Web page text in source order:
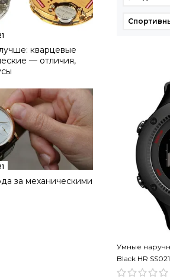
кварцевые
— отличия,
за механическими
Умные
Black HR